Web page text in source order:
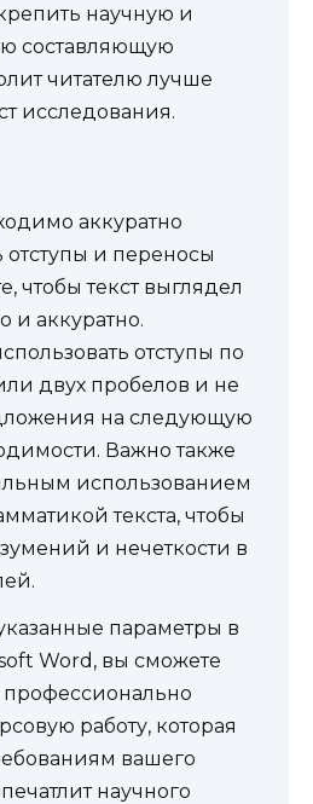
научную и
составляющую
читателю лучше
исследования.
аккуратно
отступы и переносы
чтобы текст выглядел
и аккуратно.
отступы по
двух пробелов и не
на следующую
Важно также
использованием
текста, чтобы
и нечеткости в
параметры в
Word, вы сможете
профессионально
работу, которая
вашего
научного